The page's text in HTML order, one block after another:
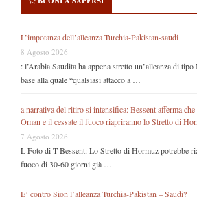
L’impotanza dell’alleanza Turchia-Pakistan-saudi
8 Agosto 2026
: l’Arabia Saudita ha appena stretto un’alleanza di
base alla quale “qualsiasi attacco a …
a narrativa del ritiro si intensifica: Bessent afferma
Oman e il cessate il fuoco riapriranno lo Stretto di
7 Agosto 2026
L Foto di T Bessent: Lo Stretto di Hormuz potrebbe
fuoco di 30-60 giorni già …
E’ contro Sion l’alleanza Turchia-Pakistan – Saudi?